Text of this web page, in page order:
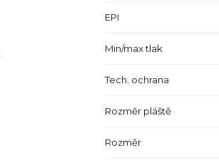
EPI
Min/max tlak
Tech. ochrana
Rozměr pláště
Rozměr